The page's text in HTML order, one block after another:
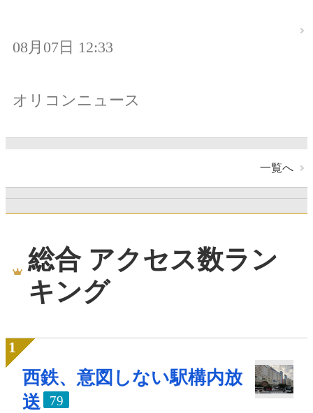
08月07日 12:33
オリコンニュース
一覧へ
総合 アクセス数ラン
キング
西鉄、意図しない駅構内放
送
79